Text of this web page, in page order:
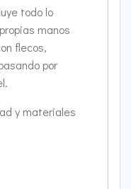
todo lo
manos
flecos,
por
y materiales